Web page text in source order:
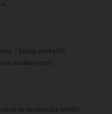
4.
3 hónap próbaidő
munkavégzés
és motivációs levelét,